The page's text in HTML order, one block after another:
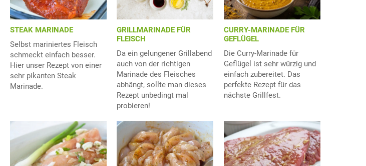
STEAK MARINADE
Selbst mariniertes Fleisch
schmeckt einfach besser.
Hier unser Rezept von einer
sehr pikanten Steak
Marinade.
GRILLMARINADE FÜR
FLEISCH
Da ein gelungener Grillabend
auch von der richtigen
Marinade des Fleisches
abhängt, sollte man dieses
Rezept unbedingt mal
probieren!
CURRY-MARINADE FÜR
GEFLÜGEL
Die Curry-Marinade für
Geflügel ist sehr würzig und
einfach zubereitet. Das
perfekte Rezept für das
nächste Grillfest.